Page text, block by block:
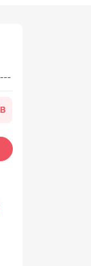
---